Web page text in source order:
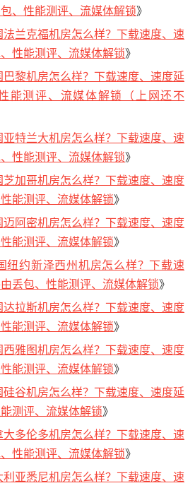
、性能测评、流媒体解锁》
兰克福机房怎么样？下载速度、速
性能测评、流媒体解锁》
黎机房怎么样？下载速度、速度延
能测评、流媒体解锁（上网还不
特兰大机房怎么样？下载速度、速
性能测评、流媒体解锁》
加哥机房怎么样？下载速度、速度
能测评、流媒体解锁》
阿密机房怎么样？下载速度、速度
能测评、流媒体解锁》
纽约新泽西州机房怎么样？下载速
丢包、性能测评、流媒体解锁》
拉斯机房怎么样？下载速度、速度
能测评、流媒体解锁》
雅图机房怎么样？下载速度、速度
能测评、流媒体解锁》
谷机房怎么样？下载速度、速度延
测评、流媒体解锁》
多伦多机房怎么样？下载速度、速
性能测评、流媒体解锁》
亚悉尼机房怎么样？下载速度、速